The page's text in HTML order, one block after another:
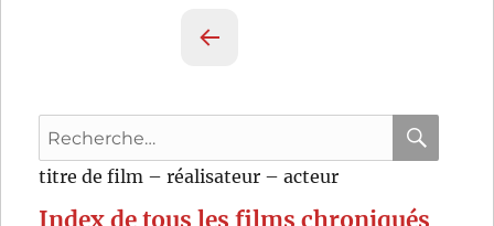
PRÉ
ENT
E
Recherche
pour
:
titre de film – réalisateur – acteur
Index de tous les films chroniqués